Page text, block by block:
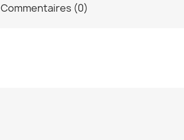
Commentaires (0)